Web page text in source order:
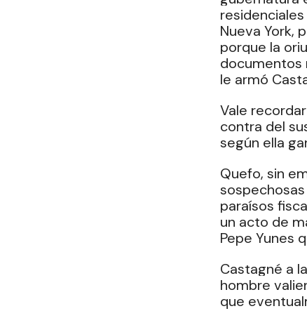
Nueva York,
porque la
documentos
le armó
Vale
contra del
según ella
Quefo, sin
paraísos
un acto de
Pepe Yunes
Castagné a
hombre
que